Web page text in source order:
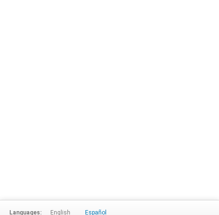
Languages: English Español